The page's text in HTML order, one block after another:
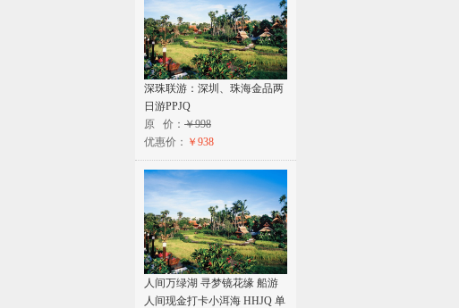
深珠联游：深圳、珠海金品两
日游PPJQ
原 价： ￥998
优惠价： ￥938
人间万绿湖 寻梦镜花缘 船游
人间现金打卡小洱海 HHJQ 单